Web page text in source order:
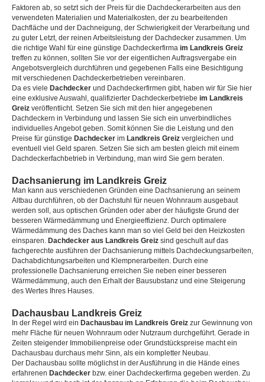
Faktoren ab, so setzt sich der Preis für die Dachdeckerarbeiten aus den
verwendeten Materialien und Materialkosten, der zu bearbeitenden
Dachfläche und der Dachneigung, der Schwierigkeit der Verarbeitung und
zu guter Letzt, der reinen Arbeitsleistung der Dachdecker zusammen. Um
die richtige Wahl für eine günstige Dachdeckerfirma im Landkreis Greiz
treffen zu können, sollten Sie vor der eigentlichen Auftragsvergabe ein
Angebotsvergleich durchführen und gegebenen Falls eine Besichtigung
mit verschiedenen Dachdeckerbetrieben vereinbaren.
Da es viele Dachdecker und Dachdeckerfirmen gibt, haben wir für Sie hier
eine exklusive Auswahl, qualifizierter Dachdeckerbetriebe im Landkreis
Greiz veröffentlicht. Setzen Sie sich mit den hier angegebenen
Dachdeckern in Verbindung und lassen Sie sich ein unverbindliches
individuelles Angebot geben. Somit können Sie die Leistung und den
Preise für günstige Dachdecker im Landkreis Greiz vergleichen und
eventuell viel Geld sparen. Setzen Sie sich am besten gleich mit einem
Dachdeckerfachbetrieb in Verbindung, man wird Sie gern beraten.
Dachsanierung im Landkreis Greiz
Man kann aus verschiedenen Gründen eine Dachsanierung an seinem
Altbau durchführen, ob der Dachstuhl für neuen Wohnraum ausgebaut
werden soll, aus optischen Gründen oder aber der häufigste Grund der
besseren Wärmedämmung und Energieeffizienz. Durch optimalere
Wärmedämmung des Daches kann man so viel Geld bei den Heizkosten
einsparen. Dachdecker aus Landkreis Greiz sind geschult auf das
fachgerechte ausführen der Dachsanierung mittels Dachdeckungsarbeiten,
Dachabdichtungsarbeiten und Klempnerarbeiten. Durch eine
professionelle Dachsanierung erreichen Sie neben einer besseren
Wärmedämmung, auch den Erhalt der Bausubstanz und eine Steigerung
des Wertes Ihres Hauses.
Dachausbau Landkreis Greiz
In der Regel wird ein Dachausbau im Landkreis Greiz zur Gewinnung von
mehr Fläche für neuen Wohnraum oder Nutzraum durchgeführt. Gerade in
Zeiten steigender Immobilienpreise oder Grundstückspreise macht ein
Dachausbau durchaus mehr Sinn, als ein kompletter Neubau.
Der Dachausbau sollte möglichst in der Ausführung in die Hände eines
erfahrenen Dachdecker bzw. einer Dachdeckerfirma gegeben werden. Zu